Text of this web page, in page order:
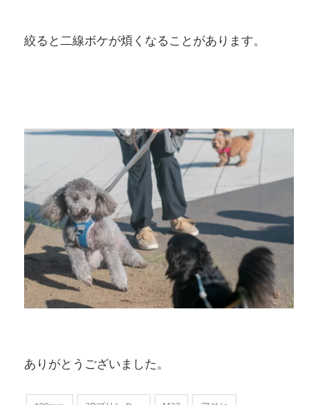
絞ると二線ボケが煩くなることがあります。
ありがとうございました。